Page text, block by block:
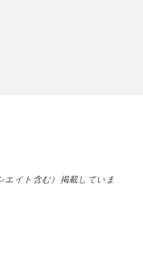
エイト含む）掲載していま